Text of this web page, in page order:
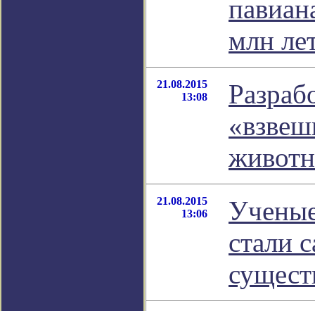
млн
21.08.2015
13:08
21.08.2015
13:06
стали